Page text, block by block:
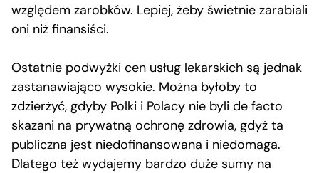
względem zarobków. Lepiej, żeby świetnie zarabiali
oni niż finansiści.
Ostatnie podwyżki cen usług lekarskich są jednak
zastanawiająco wysokie. Można byłoby to
zdzierżyć, gdyby Polki i Polacy nie byli de facto
skazani na prywatną ochronę zdrowia, gdyż ta
publiczna jest niedofinansowana i niedomaga.
Dlatego też wydajemy bardzo duże sumy na